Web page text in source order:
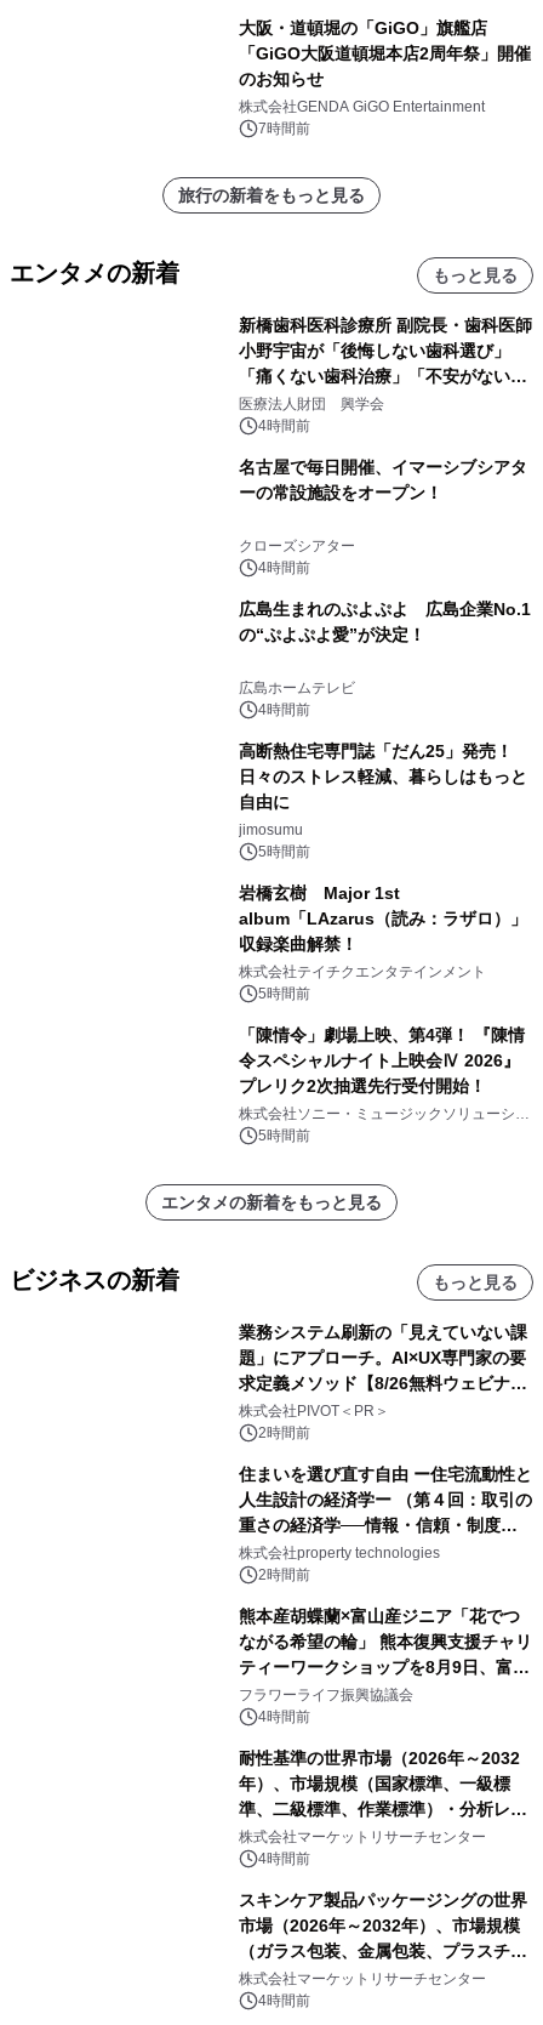
大阪・道頓堀の「GiGO」旗艦店
「GiGO大阪道頓堀本店2周年祭」開催
のお知らせ
株式会社GENDA GiGO Entertainment
7時間前
旅行の新着をもっと見る
エンタメの新着 もっと見る
新橋歯科医科診療所 副院長・歯科医師
小野宇宙が「後悔しない歯科選び」
「痛くない歯科治療」「不安がない治
療計画」をテーマに専門監修
医療法人財団 興学会
4時間前
名古屋で毎日開催、イマーシブシアタ
ーの常設施設をオープン！
クローズシアター
4時間前
広島生まれのぷよぷよ 広島企業No.1
の“ぷよぷよ愛”が決定！
広島ホームテレビ
4時間前
高断熱住宅専門誌「だん25」発売！
日々のストレス軽減、暮らしはもっと
自由に
jimosumu
5時間前
岩橋玄樹 Major 1st
album「LAzarus（読み：ラザロ）」
収録楽曲解禁！
株式会社テイチクエンタテインメント
5時間前
「陳情令」劇場上映、第4弾！ 『陳情
令スペシャルナイト上映会Ⅳ 2026』
プレリク2次抽選先行受付開始！
株式会社ソニー・ミュージックソリューショ
ンズ5時間前
エンタメの新着をもっと見る
ビジネスの新着 もっと見る
業務システム刷新の「見えていない課
題」にアプローチ。AI×UX専門家の要
求定義メソッド【8/26無料ウェビナ
ー】株式会社PIVOT
株式会社PIVOT＜PR＞
2時間前
住まいを選び直す自由 ー住宅流動性と
人生設計の経済学ー （第４回：取引の
重さの経済学──情報・信頼・制度を
PropTechはどう組み替えるか）｜
PropTech-Lab
株式会社property technologies
2時間前
熊本産胡蝶蘭×富山産ジニア「花でつ
ながる希望の輪」 熊本復興支援チャリ
ティーワークショップを8月9日、富
山・射水で開催
フラワーライフ振興協議会
4時間前
耐性基準の世界市場（2026年～2032
年）、市場規模（国家標準、一級標
準、二級標準、作業標準）・分析レポ
ートを発表
株式会社マーケットリサーチセンター
4時間前
スキンケア製品パッケージングの世界
市場（2026年～2032年）、市場規模
（ガラス包装、金属包装、プラスチッ
ク包装、その他）・分析レポートを発
表
株式会社マーケットリサーチセンター
4時間前